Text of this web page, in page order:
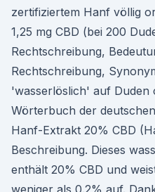
zertifiziertem Hanf völlig
1,25 mg CBD (bei 200
Rechtschreibung,
Rechtschreibung,
'wasserlöslich' auf Duden
Wörterbuch der
Hanf-Extrakt 20% CBD
Beschreibung. Dieses
enthält 20% CBD und
weniger als 0.2% auf.